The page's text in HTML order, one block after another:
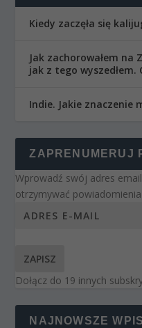
Kiedy zaczęła się
Jak zachorowałem na
jak z tego wyszedłem.
Indie. Jakie znaczenie
ZAPRENUMERUJ
Wprowadź swój adres
otrzymywać
ZAPISZ
Dołącz do 19 innych
NAJNOWSZE